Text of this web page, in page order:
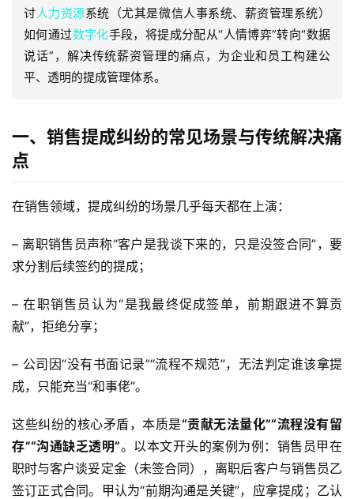
讨人力资源系统（尤其是微信人事系统、薪资管理系统）
如何通过数字化手段，将提成分配从“人情博弈”转向“数据
说话”，解决传统薪资管理的痛点，为企业和员工构建公
平、透明的提成管理体系。
一、销售提成纠纷的常见场景与传统解决痛
点
在销售领域，提成纠纷的场景几乎每天都在上演：
– 离职销售员声称“客户是我谈下来的，只是没签合同”，要
求分割后续签约的提成；
– 在职销售员认为“是我最终促成签单，前期跟进不算贡
献”，拒绝分享；
– 公司因“没有书面记录”“流程不规范”，无法判定谁该拿提
成，只能充当“和事佬”。
这些纠纷的核心矛盾，本质是“贡献无法量化”“流程没有留
存”“沟通缺乏透明”。以本文开头的案例为例：销售员甲在
职时与客户谈妥定金（未签合同），离职后客户与销售员乙
签订正式合同。甲认为“前期沟通是关键”，应拿提成；乙认